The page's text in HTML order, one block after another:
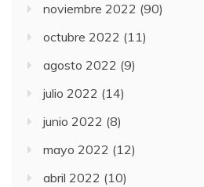
noviembre 2022 (90)
octubre 2022 (11)
agosto 2022 (9)
julio 2022 (14)
junio 2022 (8)
mayo 2022 (12)
abril 2022 (10)